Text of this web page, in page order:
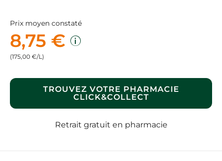
Prix moyen constaté
8,75 €
(175,00 €/L)
TROUVEZ VOTRE PHARMACIE
CLICK&COLLECT
Retrait gratuit en pharmacie